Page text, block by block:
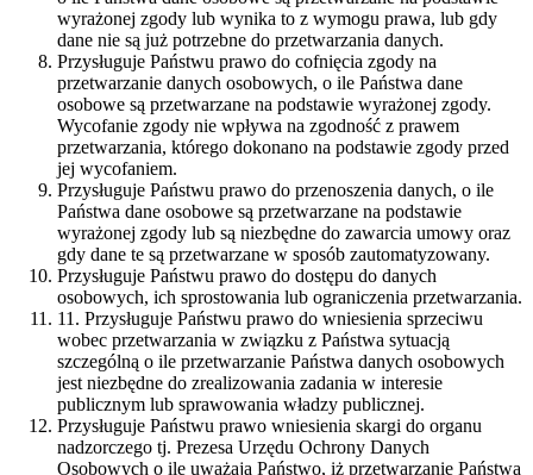
wyrażonej zgody lub wynika to z wymogu prawa, lub gdy
dane nie są już potrzebne do przetwarzania danych.
Przysługuje Państwu prawo do cofnięcia zgody na
przetwarzanie danych osobowych, o ile Państwa dane
osobowe są przetwarzane na podstawie wyrażonej zgody.
Wycofanie zgody nie wpływa na zgodność z prawem
przetwarzania, którego dokonano na podstawie zgody przed
jej wycofaniem.
Przysługuje Państwu prawo do przenoszenia danych, o ile
Państwa dane osobowe są przetwarzane na podstawie
wyrażonej zgody lub są niezbędne do zawarcia umowy oraz
gdy dane te są przetwarzane w sposób zautomatyzowany.
Przysługuje Państwu prawo do dostępu do danych
osobowych, ich sprostowania lub ograniczenia przetwarzania.
11. Przysługuje Państwu prawo do wniesienia sprzeciwu
wobec przetwarzania w związku z Państwa sytuacją
szczególną o ile przetwarzanie Państwa danych osobowych
jest niezbędne do zrealizowania zadania w interesie
publicznym lub sprawowania władzy publicznej.
Przysługuje Państwu prawo wniesienia skargi do organu
nadzorczego tj. Prezesa Urzędu Ochrony Danych
Osobowych o ile uważają Państwo, iż przetwarzanie Państwa